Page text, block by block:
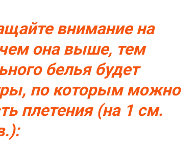
внимание на
она выше, тем
белья будет
по которым можно
плетения (на 1 см.